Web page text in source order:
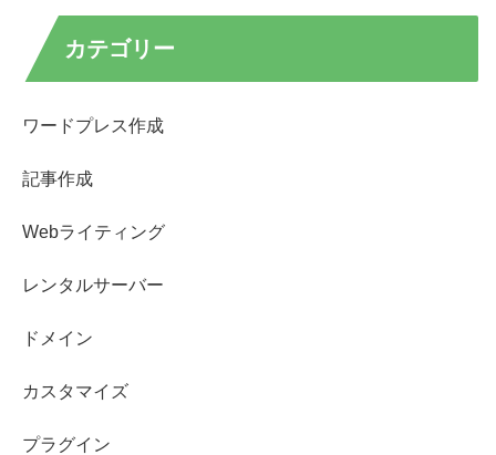
カテゴリー
ワードプレス作成
記事作成
Webライティング
レンタルサーバー
ドメイン
カスタマイズ
プラグイン